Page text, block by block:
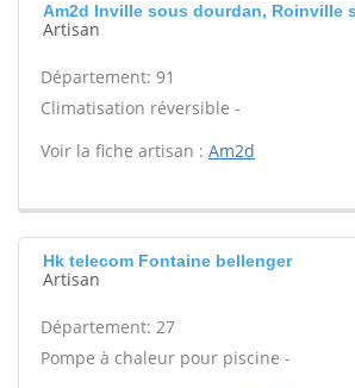
Am2d Inville sous dourdan, Roinville
Artisan
Département: 91
Climatisation réversible -
Voir la fiche artisan : Am2d
Hk telecom Fontaine bellenger
Artisan
Département: 27
Pompe à chaleur pour piscine -